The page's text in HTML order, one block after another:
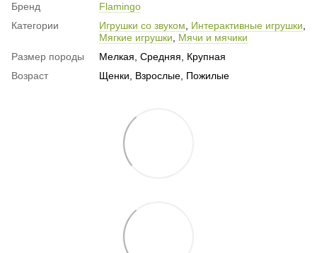
Бренд
Flamingo
Категории
Игрушки со звуком, Интерактивные игрушки,
Мягкие игрушки, Мячи и мячики
Размер породы
Мелкая, Средняя, Крупная
Возраст
Щенки, Взрослые, Пожилые